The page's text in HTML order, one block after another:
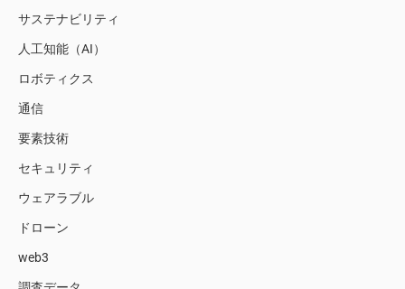
サステナビリティ
人工知能（AI）
ロボティクス
通信
要素技術
セキュリティ
ウェアラブル
ドローン
web3